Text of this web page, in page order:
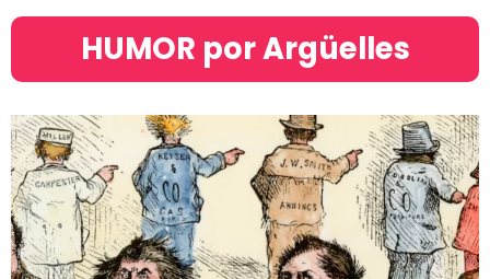
HUMOR por Argüelles​